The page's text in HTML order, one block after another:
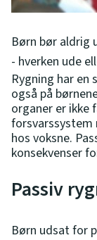
Børn bør
- hverken ude
Rygning har en
også på
organer er ikke
forsvarssystem
hos voksne.
konsekvenser
Passiv
Børn udsat for